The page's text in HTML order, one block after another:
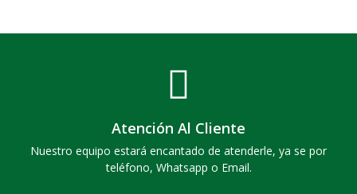
Atención Al Cliente
Nuestro equipo estará encantado de atenderle, ya se por
teléfono, Whatsapp o Email.